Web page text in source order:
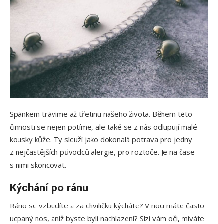
Spánkem trávíme až třetinu našeho života. Během této
činnosti se nejen potíme, ale také se z nás odlupují malé
kousky kůže. Ty slouží jako dokonalá potrava pro jedny
z nejčastějších původců alergie, pro roztoče. Je na čase
s nimi skoncovat.
Kýchání po ránu
Ráno se vzbudíte a za chviličku kýcháte? V noci máte často
ucpaný nos, aniž byste byli nachlazení? Slzí vám oči, míváte